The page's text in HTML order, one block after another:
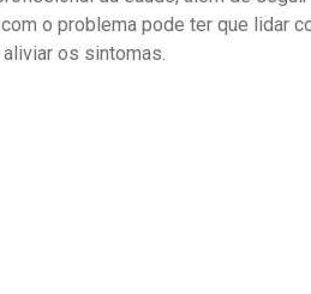
o problema pode ter que lidar
os sintomas.